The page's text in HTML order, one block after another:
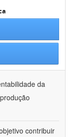
da
contribuir